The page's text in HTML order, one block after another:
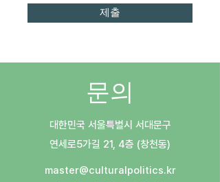
제출
문의
대한민국 서울특별시 서대문구
​연세로5가길 21, 4층 (창천동)
master@culturalpolitics.kr